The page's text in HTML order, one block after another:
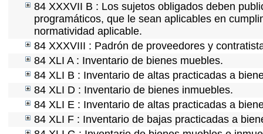
84 XXXVII B : Los sujetos obligados deben
programáticos, que le sean aplicables en
normatividad aplicable.
84 XXXVIII : Padrón de proveedores y
84 XLI A : Inventario de bienes muebles.
84 XLI B : Inventario de altas practicadas a
84 XLI D : Inventario de bienes inmuebles.
84 XLI E : Inventario de altas practicadas a
84 XLI F : Inventario de bajas practicadas a